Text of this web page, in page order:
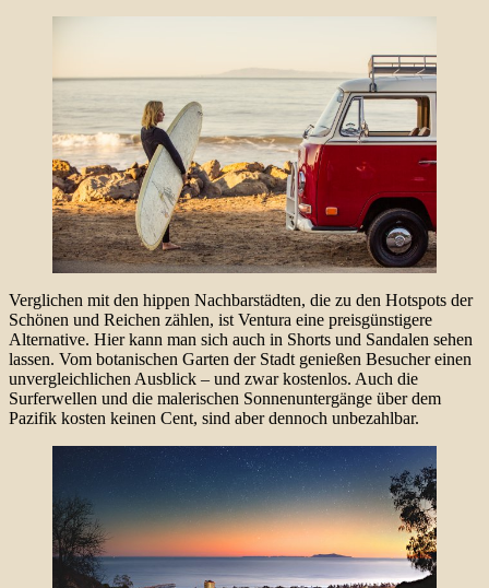
Verglichen mit den hippen Nachbarstädten, die zu den Hotspots der
Schönen und Reichen zählen, ist Ventura eine preisgünstigere
Alternative. Hier kann man sich auch in Shorts und Sandalen sehen
lassen. Vom botanischen Garten der Stadt genießen Besucher einen
unvergleichlichen Ausblick – und zwar kostenlos. Auch die
Surferwellen und die malerischen Sonnenuntergänge über dem
Pazifik kosten keinen Cent, sind aber dennoch unbezahlbar.